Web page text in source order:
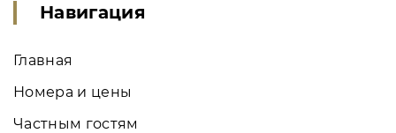
Навигация
Главная
Номера и цены
Частным гостям